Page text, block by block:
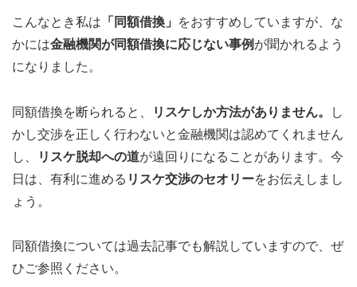
こんなとき私は 「同額借換」
をおすすめしていますが、な
かには金融機関が同額借換に応じない事例 が聞かれるよう
になりました。
同額借換を断られると、 リスケしか方法がありません。
し
かし交渉を正しく行わないと金融機関は認めてくれません
し、
リスケ脱却への道が遠回りになることがあります。今
日は、有利に進める リスケ交渉のセオリーをお伝えしまし
ょう。
同額借換については過去記事でも解説していますので、ぜ
ひご参照ください。